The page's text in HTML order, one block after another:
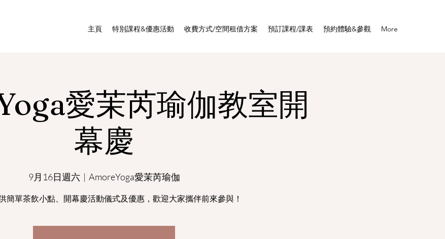
主頁 特別課程&優惠活動 收費方式/空間租借方案 預訂課程/課表 預約體驗&參觀 More
愛茉芮瑜伽教室開
幕慶
9月16日週六
  |
AmoreYoga愛茉芮瑜伽
簡單茶飲小點、開幕慶活動儀式及優惠，歡迎大家攜伴前來參與！